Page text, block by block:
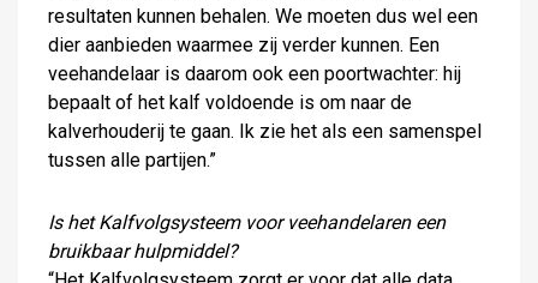
resultaten kunnen behalen. We moeten dus wel een
dier aanbieden waarmee zij verder kunnen. Een
veehandelaar is daarom ook een poortwachter: hij
bepaalt of het kalf voldoende is om naar de
kalverhouderij te gaan. Ik zie het als een samenspel
tussen alle partijen.”
Is het Kalfvolgsysteem voor veehandelaren een
bruikbaar hulpmiddel?